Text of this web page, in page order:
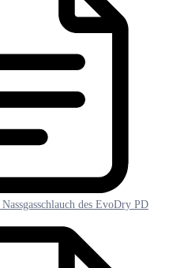
des EvoDry PD